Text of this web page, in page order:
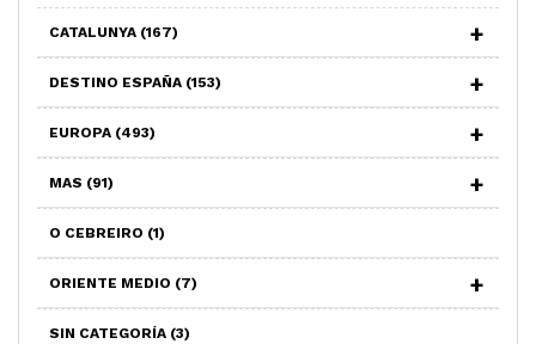
CATALUNYA (167)
DESTINO ESPAÑA (153)
EUROPA (493)
MAS (91)
O CEBREIRO (1)
ORIENTE MEDIO (7)
SIN CATEGORÍA (3)